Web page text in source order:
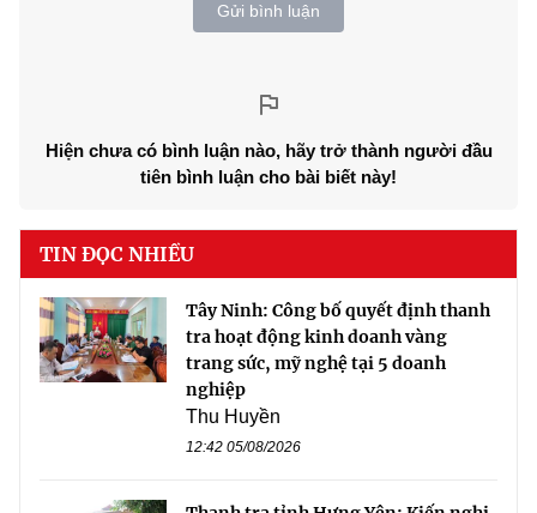
Gửi bình luận
Hiện chưa có bình luận nào, hãy trở thành người đầu
tiên bình luận cho bài biết này!
TIN ĐỌC NHIỀU
Tây Ninh: Công bố quyết định thanh
tra hoạt động kinh doanh vàng
trang sức, mỹ nghệ tại 5 doanh
nghiệp
Thu Huyền
12:42 05/08/2026